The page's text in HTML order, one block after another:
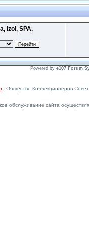
Izol, SPA,
Powered by e107 Forum
- Общество Коллекционеров
обслуживание сайта